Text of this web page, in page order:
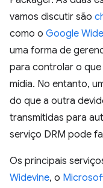
vamos discutir são
como o Google
uma forma de
para controlar o
mídia. No entanto,
do que a outra
transmitidas para
serviço DRM pode
Os principais
Widevine, o